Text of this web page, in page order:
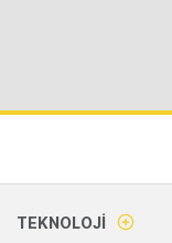
TEKNOLOJI